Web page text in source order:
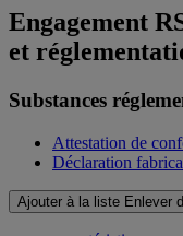
Engagement
et
Substances
Attestation de
Déclaration
Ajouter à la liste Enlever